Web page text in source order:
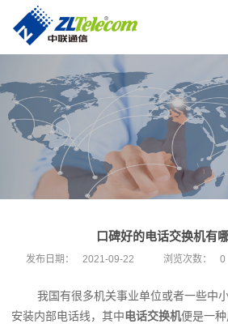
口碑好的电话交换机有
发布日期： 2021-09-22 浏览次数： 0
我国有很多机关事业单位或者一些中
安装内部电话线，其中电话交换机便是一